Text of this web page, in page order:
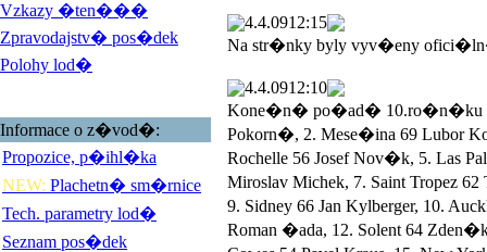
Vzkazy �ten���
Zpravodajstv� pos�dek
Polohy lod�
Informace o z�vod�:
Propozice, p�ihl�ka
NEW: Plachetn� sm�rnice
Tech. parametry lod�
Seznam pos�dek
4.4.0912:15
Na str�nky byly vyv�eny
4.4.0912:10
Kone�n� po�ad� 10.ro�n�ku
Pokorn�, 2. Mese�ina 69 Lubor
Rochelle 56 Josef Nov�k, 5. Las
Miroslav Michek, 7. Saint Tropez
9. Sidney 66 Jan Kylberger, 10.
Roman �ada, 12. Solent 64